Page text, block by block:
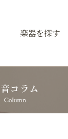
楽器を探す
コラム
Column